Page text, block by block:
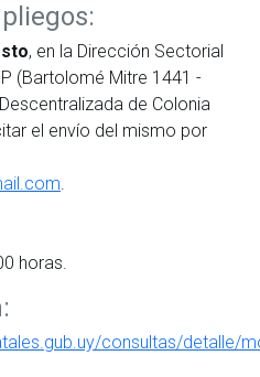
, en la Dirección Sectorial
(Bartolomé Mitre 1441 -
de Colonia
el envío del mismo por
.
horas.
consultas/detalle/